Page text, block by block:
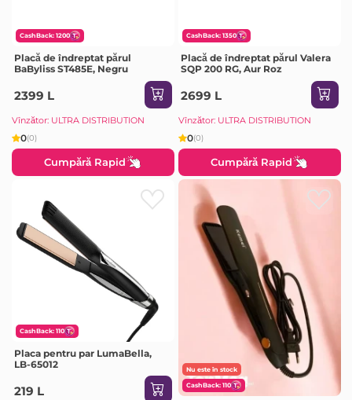
CashBack: 1200
Placă de îndreptat părul
BaByliss ST485E, Negru
2399 L
Vînzător: ULTRA DISTRIBUTION
0(0)
Cumpără Rapid
CashBack: 1350
Placă de îndreptat părul Valera
SQP 200 RG, Aur Roz
2699 L
Vînzător: ULTRA DISTRIBUTION
0(0)
Cumpără Rapid
CashBack: 110
Placa pentru par LumaBella,
LB-65012
219 L
Nu este în stock
CashBack: 110